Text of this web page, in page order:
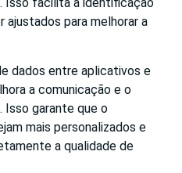
ajustados para melhorar a
dados entre aplicativos e
a comunicação e o
Isso garante que o
mais personalizados e
a qualidade de